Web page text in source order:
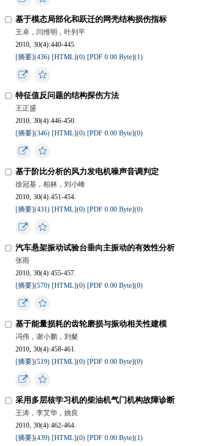
基于模态局部化和跃迁的网壳结构损伤指标
王卓，闫维明，叶列平
2010, 30(4):440-445.
[摘要](436) [HTML](0) [PDF 0.00 Byte](1)
特征值反问题的结构探伤方法
王正盛
2010, 30(4):446-450.
[摘要](346) [HTML](0) [PDF 0.00 Byte](0)
基于阶比分析的风力发电机噪声音调判定
徐冠基，柏林，刘小峰
2010, 30(4):451-454.
[摘要](431) [HTML](0) [PDF 0.00 Byte](0)
汽车悬架振动试验台垂向主振动的有效性分析
张雨
2010, 30(4):455-457.
[摘要](570) [HTML](0) [PDF 0.00 Byte](0)
基于能量损耗的齿轮磨损与振动相关性建模
冯伟，谢小鹏，刘粲
2010, 30(4):458-461.
[摘要](519) [HTML](0) [PDF 0.00 Byte](0)
采用多层核学习机的柴油机气门机构故障诊断
王涛，李艾华，姚良
2010, 30(4):462-464.
[摘要](439) [HTML](0) [PDF 0.00 Byte](1)